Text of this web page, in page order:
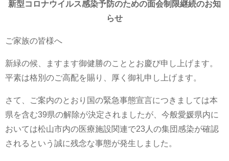
新型コロナウイルス感染予防のための面会制限継続のお知
らせ
ご家族の皆様へ
新緑の候、ますます御健勝のこととお慶び申し上げます。
平素は格別のご高配を賜り、厚く御礼申し上げます。
さて、ご案内のとおり国の緊急事態宣言につきましては本
県を含む39県の解除が決定されましたが、今般愛媛県内に
おいては松山市内の医療施設関連で23人の集団感染が確認
されるという誠に残念な事態が発生しました。